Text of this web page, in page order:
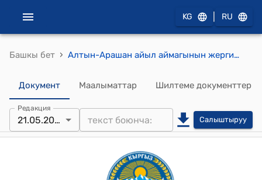
KG RU
Башкы бет › Алтын-Арашан айыл аймагынын жергиликтүү кеңешинин 2025-жылдын 30-апрелиндеги №35 "Алтын-Арашан айыл аймагынын жайыттарды башкаруу жана пайдалануу боюнча 2025-2029 жылдарга иш-планы жана бюджетин бекитип берүү жөнүндө" токтому
Документ Маалыматтар Шилтеме документтер
Редакция
21.05.2025 Салыштыруу